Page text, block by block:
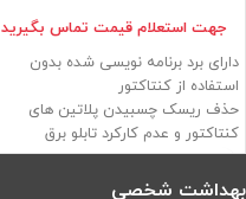
جهت استعلام قيمت تماس بگيريد
دارای برد برنامه نویسی شده بدون
استفاده از کنتاکتور
حذف ریسک چسبیدن پلاتین های
کنتاکتور و عدم کارکرد تابلو برق
دارای آپشن تایمر
دارای حالت TEST بر روی آپشن تایمر
بهداشت شخصی